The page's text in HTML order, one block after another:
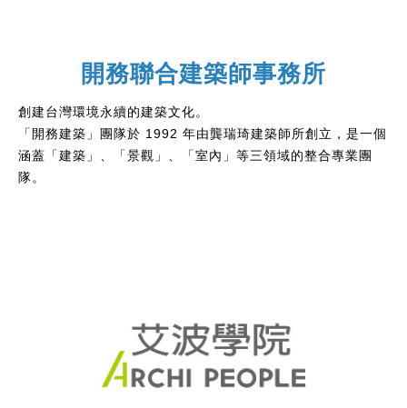
開務聯合建築師事務所
創建台灣環境永續的建築文化。
「開務建築」團隊於 1992 年由龔瑞琦建築師所創立，是一個
涵蓋「建築」、「景觀」、「室內」等三領域的整合專業團
隊。